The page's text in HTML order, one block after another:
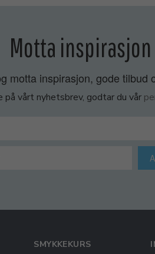
Motta inspirasjon
motta inspirasjon, gode tilbud
på vårt nyhetsbrev, godtar du vår
SMYKKEKURS